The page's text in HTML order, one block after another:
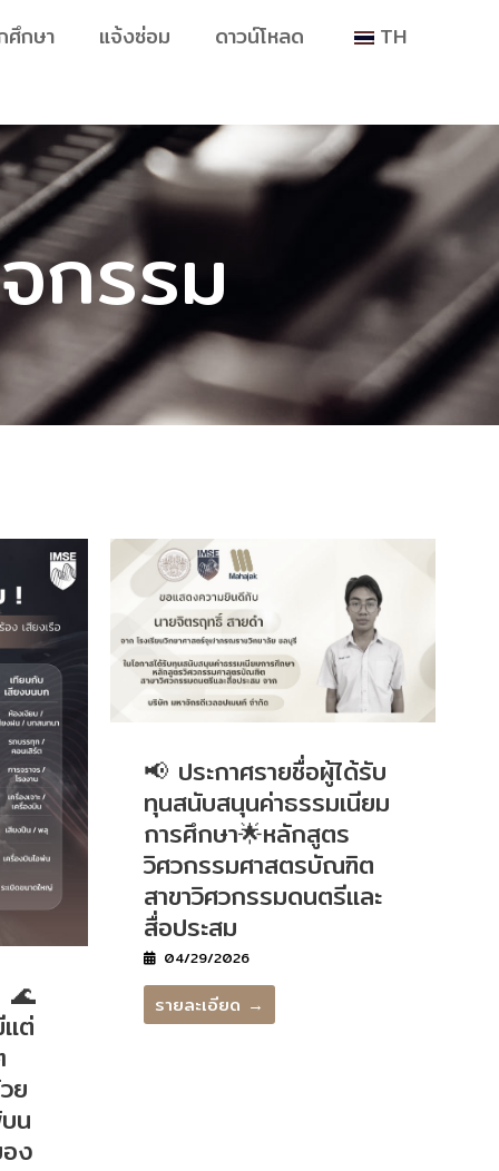
ศึกษา แจ้งซ่อม ดาวน์โหลด TH
กรรม
🌊
แต่
ย
น
ง
📢 ประกาศรายชื่อผู้ได้รับ
ทุนสนับสนุนค่าธรรมเนียม
การศึกษา🌟หลักสูตร
วิศวกรรมศาสตรบัณฑิต
สาขาวิศวกรรมดนตรีและ
สื่อประสม
04/29/2026
รายละเอียด →